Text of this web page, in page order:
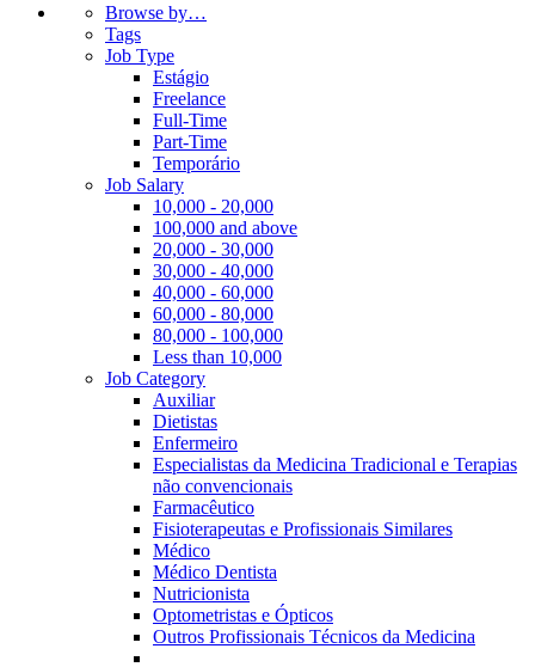
Browse by…
Tags
Job Type
Estágio
Freelance
Full-Time
Part-Time
Temporário
Job Salary
10,000 - 20,000
100,000 and above
20,000 - 30,000
30,000 - 40,000
40,000 - 60,000
60,000 - 80,000
80,000 - 100,000
Less than 10,000
Job Category
Auxiliar
Dietistas
Enfermeiro
Especialistas da Medicina Tradicional e Terapias
não convencionais
Farmacêutico
Fisioterapeutas e Profissionais Similares
Médico
Médico Dentista
Nutricionista
Optometristas e Ópticos
Outros Profissionais Técnicos da Medicina